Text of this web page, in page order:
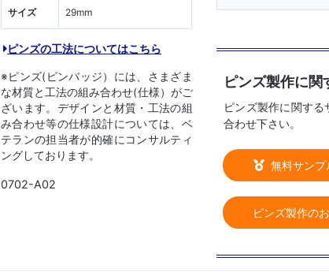
サイズ 29mm
ピンズの工法についてはこちら
※ピンズ(ピンバッジ）には、さまざま
な材質と工法の組み合わせ(仕様）がご
ざいます。デザインと材質・工法の組
み合わせ等の仕様設計については、ベ
テランの担当者が的確にコンサルティ
ングしております。
0702-A02
ピンズ製作に関
ピンズ製作に関す
合わせ下さい。
無料サンプ
ピンズ製作の